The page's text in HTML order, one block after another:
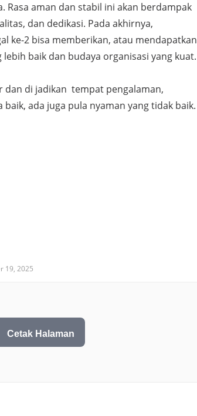
Rasa aman dan stabil ini akan berdampak
dan dedikasi. Pada akhirnya,
ke-2 bisa memberikan, atau mendapatkan
baik dan budaya organisasi yang kuat.
dan di jadikan tempat pengalaman,
ada juga pula nyaman yang tidak
19, 2025
Cetak Halaman